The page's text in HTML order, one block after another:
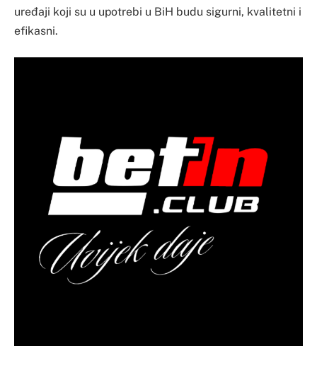
uređaji koji su u upotrebi u BiH budu sigurni, kvalitetni i
efikasni.